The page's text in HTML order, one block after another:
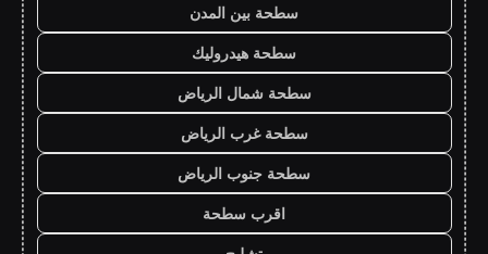
سطحة بين المدن
سطحة هيدروليك
سطحة شمال الرياض
سطحة غرب الرياض
سطحة جنوب الرياض
اقرب سطحة